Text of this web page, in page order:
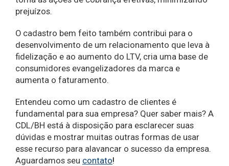
prejuízos.
O cadastro bem feito também contribui para o
desenvolvimento de um relacionamento que leva à
fidelização e ao aumento do LTV, cria uma base de
consumidores evangelizadores da marca e
aumenta o faturamento.
Entendeu como um cadastro de clientes é
fundamental para sua empresa? Quer saber mais? A
CDL/BH está à disposição para esclarecer suas
dúvidas e mostrar muitas outras formas de usar
esse recurso para alavancar o sucesso da empresa.
Aguardamos seu contato!